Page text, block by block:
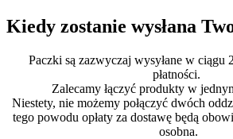
Kiedy zostanie wysłana
Paczki są zazwyczaj wysyłane w ciągu
płatności.
Zalecamy łączyć produkty w
Niestety, nie możemy połączyć dwóch
tego powodu opłaty za dostawę będą
osobna.